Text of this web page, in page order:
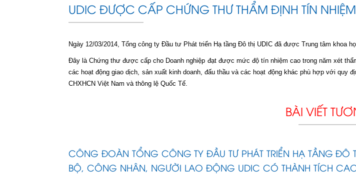
UDIC ĐƯỢC CẤP CHỨNG THƯ THẨM ĐỊNH TÍN
Ngày 12/03/2014, Tổng công ty Đầu tư Phát triển Hạ tầng Đô thị UDIC đã được Trung tâm khoa
Đây là Chứng thư được cấp cho Doanh nghiệp đạt được mức độ tín nhiệm cao trong năm xét
các hoạt động giao dịch, sản xuất kinh doanh, đấu thầu và các hoạt động khác phù hợp với quy
CHXHCN Việt Nam và thông lệ Quốc Tế.
BÀI VIẾT
CÔNG ĐOÀN TỔNG CÔNG TY ĐẦU TƯ PHÁT TRIỂN HẠ TẦNG ĐÔ
BỘ, CÔNG NHÂN, NGƯỜI LAO ĐỘNG UDIC CÓ THÀNH TÍCH